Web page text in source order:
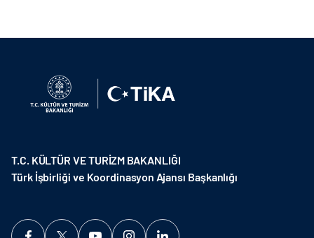
T.C. KÜLTÜR VE TURİZM BAKANLIĞI
Türk İşbirliği ve Koordinasyon Ajansı Başkanlığı